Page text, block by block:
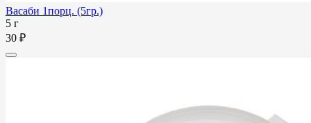
Васаби 1порц. (5гр.)
5 г
30 ₽